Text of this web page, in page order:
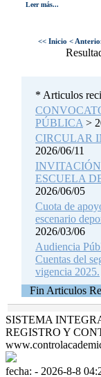
Leer más...
<< Inicio <
* Articulos
PÚBLICA >
CIRCULAR
2026/06/11
ESCUELA
2026/06/05
Cuota de
escenario
2026/03/06
Audiencia
Cuentas del
vigencia 2025.
Fin Articulos
SISTEMA
REGISTRO Y
fecha: - 2026-8-8